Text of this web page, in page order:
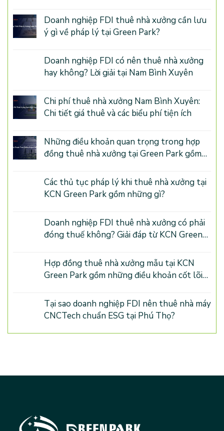
Doanh nghiệp FDI thuê nhà xưởng cần lưu
ý gì về pháp lý tại Green Park?
Doanh nghiệp FDI có nên thuê nhà xưởng
hay không? Lời giải tại Nam Bình Xuyên
Chi phí thuê nhà xưởng Nam Bình Xuyên:
Chi tiết giá thuê và các biểu phí tiện ích
Những điều khoản quan trọng trong hợp
đồng thuê nhà xưởng tại Green Park gồm
Các thủ tục pháp lý khi thuê nhà xưởng tại
KCN Green Park gồm những gì?
Doanh nghiệp FDI thuê nhà xưởng có phải
đóng thuế không? Giải đáp từ KCN Green
Hợp đồng thuê nhà xưởng mẫu tại KCN
Green Park gồm những điều khoản cốt lõi
Tại sao doanh nghiệp FDI nên thuê nhà máy
CNCTech chuẩn ESG tại Phú Thọ?